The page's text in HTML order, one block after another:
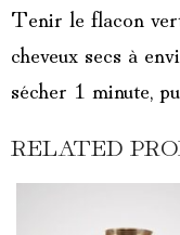
Tenir le flacon
cheveux secs à
sécher 1 minute,
RELATED